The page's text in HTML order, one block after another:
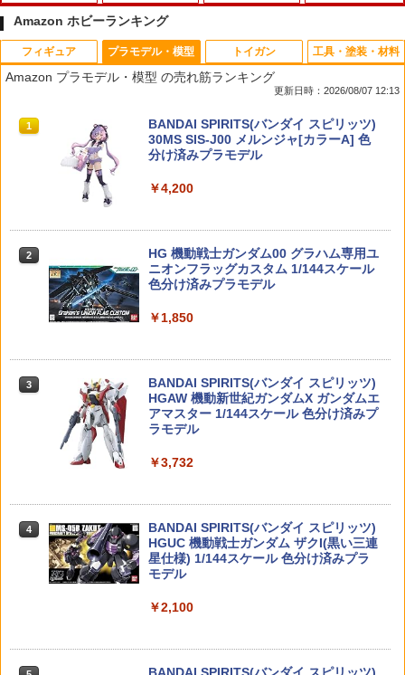
1
C.F.C.-Heritage Edition- 新世紀GPXサ
イバーフォーミュラ アオイステルスジャ
ガーZ-7[メガハウス]《03月予約》
￥3,640
C.F.C.-Heritage Edition- 新世紀GPXサ
￥3,640
フジミ 1/700 波シリーズ(スナップ仕様)
￥3,770
【当店独自で＋P10倍★要エントリー】
￥3,948
ゲインコーププロダクツ 1/64 ミニ クー
1
デスクトップリアルマッコイ ドラゴンボ
ール 06 孫悟空＆ブルマ -限定復刻仕様
版- 完成品フィギュア[メガハウス]《02
￥11,030
￥11,031
し傷みあり
￥11,088
月予約】
￥11,580
1
6連ショットシェルホルダー 排莢式ショ
ットガン XM1014用 カスタムパーツ ポ
￥1,400
東京マルイ P-90用 68連スペアマガジン
Rapidfire DC1100/20C-2S (A)-T-S 7.4V
動エアガン 電動エアーガン ライフル サ
バゲー サバイバルゲーム ガンバッテリ
ー LiPo リポ 電動ガンバッテリー
ス 保護メガネ ゴーグル サバゲー シュー
ティング グラス ボレーセイフティ 【レ
ビューキャンペーン対象商品】
1
Rapidfire DC1100/20C-2S (A)-T 7.4Vリ
ポバッテリー スティックタイプ T-plug |
41px リポバッテリー lipoバッテリー バ
ム サバゲー サバゲ エアガン エアーガン
サバゲー装備 装備 サバゲー用品 サバゲ
ーグッズ ミリタリーグッズ
￥2,580
2
京商 ステアリングサーボ (ハングオンレ
ーサー専用)【GPW21】 ラジコン用
3
◆在庫処分特別価格◆4DRCドローン HD
カメラ付き 初心者向け スマホ操作 LED
ライト付き 夜間飛行 リモコンと収納パ
ック一体 3つのバッテリー飛行時間最大3
ドドローン プレゼントv20【無料ラッピ
￥3,580
タカラトミー トミカ ジョブレイバー TJ
ル DXセット
Amazon ホビーランキング
フィギュア
1
タカラトミー(TAKARA TOMY) T-SPAR
K トランスフォーマー ニューレジェンズ
NL-07 サウンドウェーブ 可動フィギュア
￥4,440
2
TAMASHII NATIONS S.H.フィギュアー
ツ（真骨彫製法） 仮面ライダーBLACK
RX 約150mm PVC&ABS&布製 塗装済み
TAMASHII NATIONS S.H.フィギュアー
ツ ONE PIECE シャンクス -マリンフォ
ード頂上決戦- 約165mm PVC&ABS&布
TAMASHII NATIONS S.H.フィギュアー
ツ 攻殻機動隊 THE GHOST IN THE SHE
LL 草薙素子 約140mm PVC&ABS製 塗
プラモデル・模型
Amazon プラモデル・模型 の売れ筋ランキング
更新日時：2026/08/07 12:13
1
BANDAI SPIRITS(バンダイ スピリッツ)
30MS SIS-J00 メルンジャ[カラーA] 色
分け済みプラモデル
￥4,200
2
HG 機動戦士ガンダム00 グラハム専用ユ
ニオンフラッグカスタム 1/144スケール
色分け済みプラモデル
￥1,850
3
BANDAI SPIRITS(バンダイ スピリッツ)
HGAW 機動新世紀ガンダムX ガンダムエ
アマスター 1/144スケール 色分け済みプ
ラモデル
￥3,732
4
BANDAI SPIRITS(バンダイ スピリッツ)
HGUC 機動戦士ガンダム ザクI(黒い三連
星仕様) 1/144スケール 色分け済みプラ
モデル
￥2,100
トイガン 工具・塗装・材料